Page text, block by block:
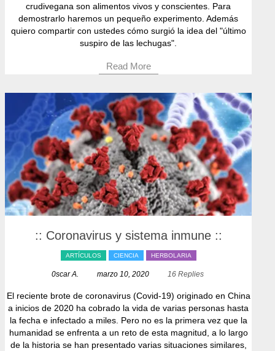
crudivegana son alimentos vivos y conscientes. Para
demostrarlo haremos un pequeño experimento. Además
quiero compartir con ustedes cómo surgió la idea del "último
suspiro de las lechugas".
Read More
:: Coronavirus y sistema inmune ::
ARTÍCULOS CIENCIA HERBOLARIA
0scar A. marzo 10, 2020 16 Replies
El reciente brote de coronavirus (Covid-19) originado en China
a inicios de 2020 ha cobrado la vida de varias personas hasta
la fecha e infectado a miles. Pero no es la primera vez que la
humanidad se enfrenta a un reto de esta magnitud, a lo largo
de la historia se han presentado varias situaciones similares,